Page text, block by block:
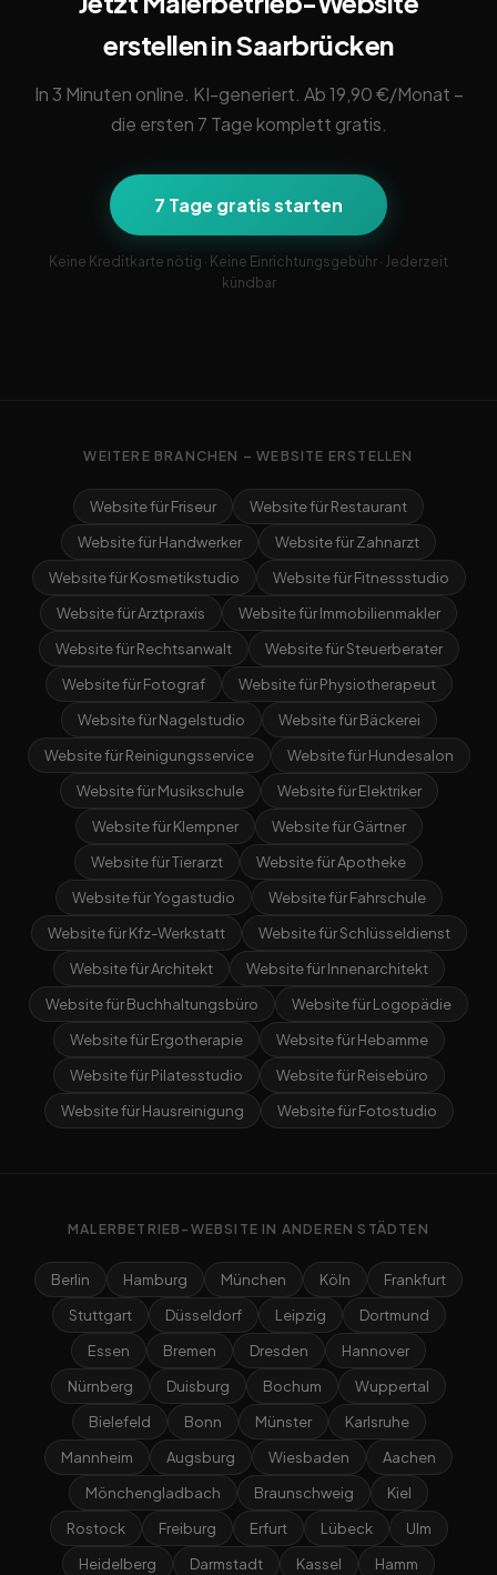
erstellen in Saarbrücken
In 3 Minuten online. KI-generiert. Ab 19,90 €/Monat –
die ersten 7 Tage komplett gratis.
7 Tage gratis starten
Keine Kreditkarte nötig · Keine Einrichtungsgebühr · Jederzeit
kündbar
WEITERE BRANCHEN – WEBSITE ERSTELLEN
Website für Friseur
Website für Restaurant
Website für Handwerker
Website für Zahnarzt
Website für Kosmetikstudio
Website für Fitnessstudio
Website für Arztpraxis
Website für Immobilienmakler
Website für Rechtsanwalt
Website für Steuerberater
Website für Fotograf
Website für Physiotherapeut
Website für Nagelstudio
Website für Bäckerei
Website für Reinigungsservice
Website für Hundesalon
Website für Musikschule
Website für Elektriker
Website für Klempner
Website für Gärtner
Website für Tierarzt
Website für Apotheke
Website für Yogastudio
Website für Fahrschule
Website für Kfz-Werkstatt
Website für Schlüsseldienst
Website für Architekt
Website für Innenarchitekt
Website für Buchhaltungsbüro
Website für Logopädie
Website für Ergotherapie
Website für Hebamme
Website für Pilatesstudio
Website für Reisebüro
Website für Hausreinigung
Website für Fotostudio
MALERBETRIEB-WEBSITE IN ANDEREN STÄDTEN
Berlin Hamburg München Köln
Frankfurt
Stuttgart
Düsseldorf Leipzig
Dortmund
Essen
Bremen Dresden
Hannover
Nürnberg
Duisburg Bochum
Wuppertal
Bielefeld
Bonn Münster
Karlsruhe
Mannheim
Augsburg Wiesbaden
Aachen
Mönchengladbach
Braunschweig
Kiel
Rostock
Freiburg Erfurt Lübeck
Ulm
Heidelberg
Darmstadt Kassel Hamm